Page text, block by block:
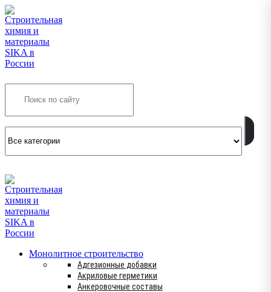
Монолитное строительство
Адгезионные добавки
Акриловые герметики
Анкеровочные составы